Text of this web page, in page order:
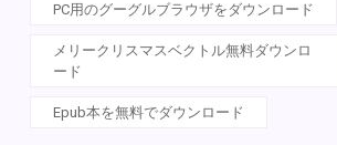
PC用のグーグルブラウザをダウンロード
メリークリスマスベクトル無料ダウンロ
ード
Epub本を無料でダウンロード